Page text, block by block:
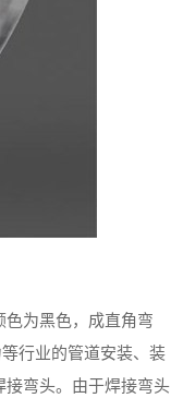
为黑色，成直角弯
行业的管道安装、装
弯头。由于焊接弯头